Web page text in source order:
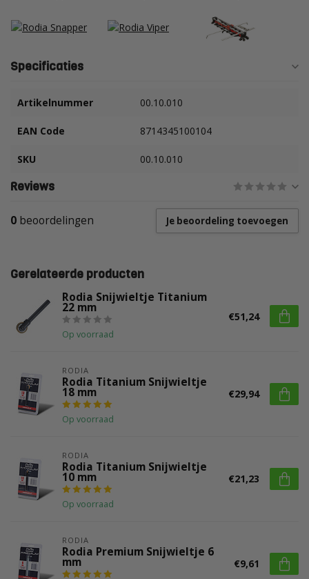
Specificaties
Artikelnummer 00.10.010
EAN Code 8714345100104
SKU 00.10.010
Reviews
0 beoordelingen Je beoordeling toevoegen
Gerelateerde producten
Rodia Snijwieltje Titanium
22 mm
Op voorraad
€51,24
RODIA
Rodia Titanium Snijwieltje
18 mm
Op voorraad
€29,94
RODIA
Rodia Titanium Snijwieltje
10 mm
Op voorraad
€21,23
RODIA
Rodia Premium Snijwieltje 6
mm €9,61